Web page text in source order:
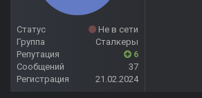
Статус
Не в сети
Группа
Сталкеры
Репутация
6
Сообщений
37
Регистрация
21.02.2024